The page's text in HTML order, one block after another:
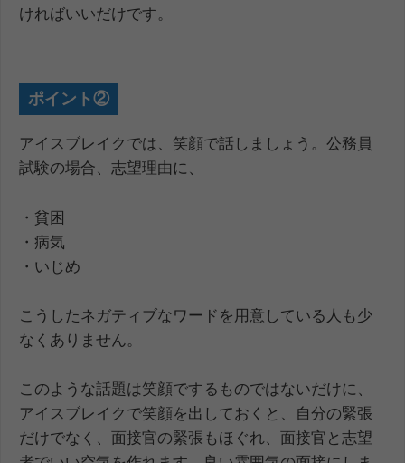
ければいいだけです。
ポイント②
アイスブレイクでは、笑顔で話しましょう。公務員
試験の場合、志望理由に、
・貧困
・病気
・いじめ
こうしたネガティブなワードを用意している人も少
なくありません。
このような話題は笑顔でするものではないだけに、
アイスブレイクで笑顔を出しておくと、自分の緊張
だけでなく、面接官の緊張もほぐれ、面接官と志望